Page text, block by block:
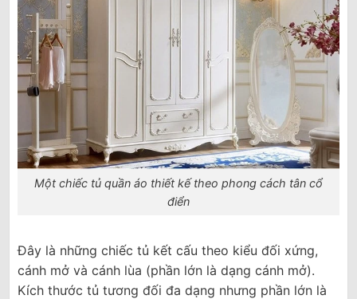
Một chiếc tủ quần áo thiết kế theo phong cách tân cổ
điển
Đây là những chiếc tủ kết cấu theo kiểu đối xứng,
cánh mở và cánh lùa (phần lớn là dạng cánh mở).
Kích thước tủ tương đối đa dạng nhưng phần lớn là